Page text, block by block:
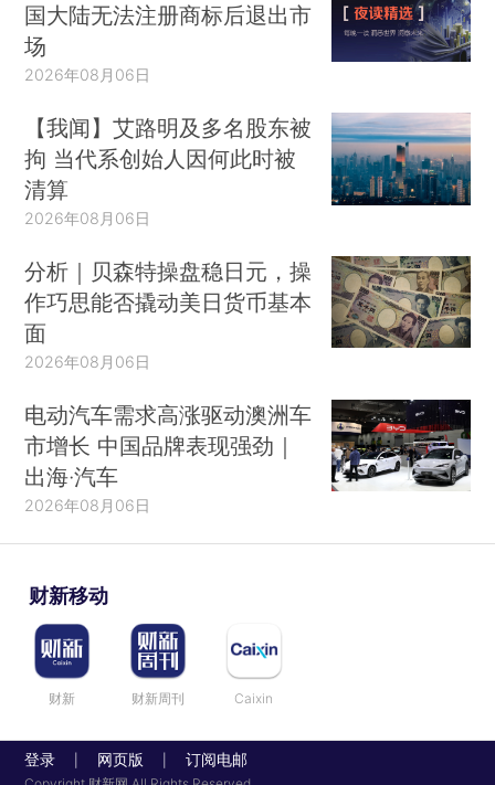
国大陆无法注册商标后退出市
场
2026年08月06日
【我闻】艾路明及多名股东被
拘 当代系创始人因何此时被
清算
2026年08月06日
分析｜贝森特操盘稳日元，操
作巧思能否撬动美日货币基本
面
2026年08月06日
电动汽车需求高涨驱动澳洲车
市增长 中国品牌表现强劲｜
出海·汽车
2026年08月06日
财新移动
财新 财新周刊 Caixin
登录 网页版 订阅电邮